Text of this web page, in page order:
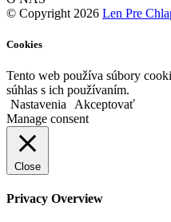
© Copyright 2026 Len Pre
Cookies
Tento web používa súbory
súhlas s ich používaním.
Nastavenia
Akceptovať
Manage consent
Close
Privacy Overview